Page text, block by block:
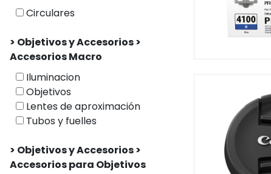
Circulares
> Objetivos y Accesorios >
Accesorios Macro
Iluminacion
Objetivos
Lentes de aproximación
Tubos y fuelles
> Objetivos y Accesorios >
Accesorios para Objetivos